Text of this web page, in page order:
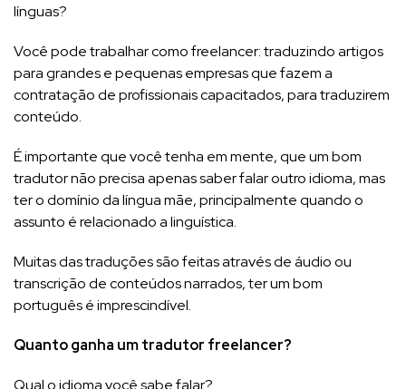
línguas?
Você pode trabalhar como freelancer: traduzindo artigos
para grandes e pequenas empresas que fazem a
contratação de profissionais capacitados, para traduzirem
conteúdo.
É importante que você tenha em mente, que um bom
tradutor não precisa apenas saber falar outro idioma, mas
ter o domínio da língua mãe, principalmente quando o
assunto é relacionado a linguística.
Muitas das traduções são feitas através de áudio ou
transcrição de conteúdos narrados, ter um bom
português é imprescindível.
Quanto ganha um tradutor freelancer?
Qual o idioma você sabe falar?